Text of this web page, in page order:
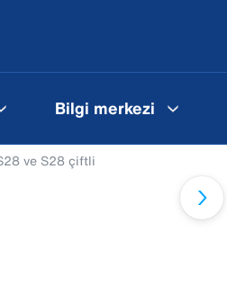
Bilgi merkezi
ve S28 çiftli